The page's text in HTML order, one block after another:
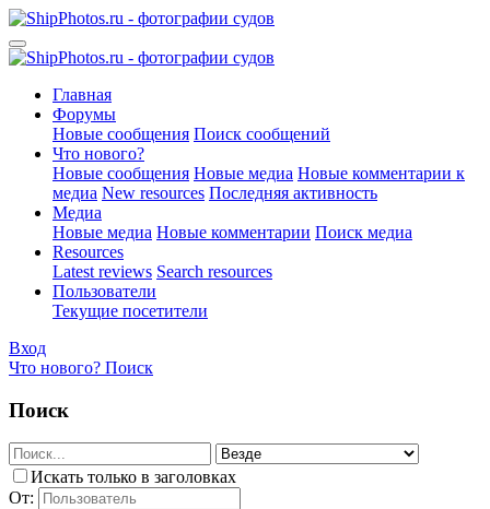
Главная
Форумы
Новые сообщения Поиск сообщений
Что нового?
Новые сообщения Новые медиа Новые комментарии к
медиа New resources Последняя активность
Медиа
Новые медиа Новые комментарии Поиск медиа
Resources
Latest reviews Search resources
Пользователи
Текущие посетители
Вход
Что нового? Поиск
Поиск
Искать только в заголовках
От: